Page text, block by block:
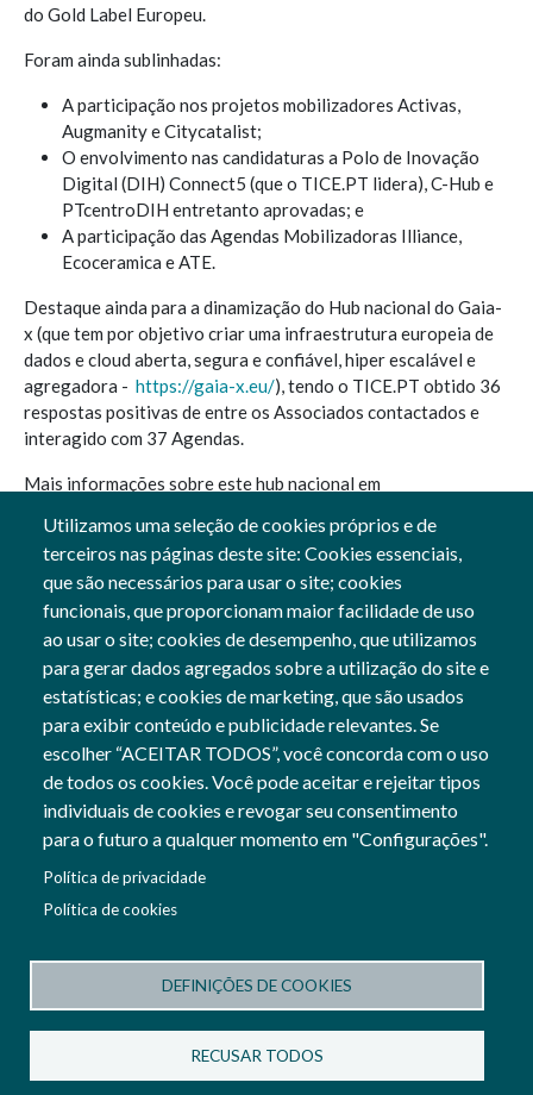
do Gold Label Europeu.
Foram ainda sublinhadas:
A participação nos projetos mobilizadores Activas,
Augmanity e Citycatalist;
O envolvimento nas candidaturas a Polo de Inovação
Digital (DIH) Connect5 (que o TICE.PT lidera), C-Hub e
PTcentroDIH entretanto aprovadas; e
A participação das Agendas Mobilizadoras Illiance,
Ecoceramica e ATE.
Destaque ainda para a dinamização do Hub nacional do Gaia-
x (que tem por objetivo criar uma infraestrutura europeia de
dados e cloud aberta, segura e confiável, hiper escalável e
agregadora - https://gaia-x.eu/), tendo o TICE.PT obtido 36
respostas positivas de entre os Associados contactados e
interagido com 37 Agendas.
Mais informações sobre este hub nacional em
gaia-x
22 May, 2023
Gerais
Siga-nos
Utilizamos uma seleção de cookies próprios e de
terceiros nas páginas deste site: Cookies essenciais,
que são necessários para usar o site; cookies
funcionais, que proporcionam maior facilidade de uso
ao usar o site; cookies de desempenho, que utilizamos
para gerar dados agregados sobre a utilização do site e
estatísticas; e cookies de marketing, que são usados
para exibir conteúdo e publicidade relevantes. Se
escolher “ACEITAR TODOS”, você concorda com o uso
de todos os cookies. Você pode aceitar e rejeitar tipos
individuais de cookies e revogar seu consentimento
para o futuro a qualquer momento em "Configurações".
Política de privacidade
Política de cookies
DEFINIÇÕES DE COOKIES
RECUSAR TODOS
Social Networks
Cofinanciado por:
Imagem
Imagem
Política de Cookies Configuração de cookies